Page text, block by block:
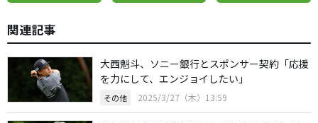
関連記事
大西魁斗、ソニー銀行とスポンサー契約「応援
を力にして、エンジョイしたい」
その他 2025/3/27（木）13:59